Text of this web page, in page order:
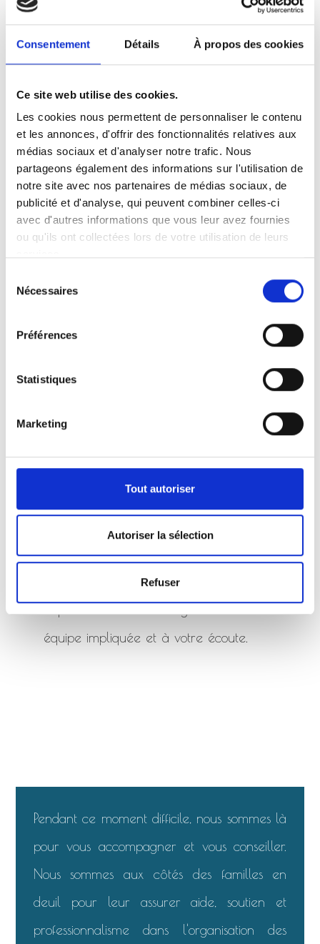
Consentement Détails À propos des cookies
Ce site web utilise des cookies.
Les cookies nous permettent de personnaliser le contenu
et les annonces, d'offrir des fonctionnalités relatives aux
médias sociaux et d'analyser notre trafic. Nous
partageons également des informations sur l'utilisation de
notre site avec nos partenaires de médias sociaux, de
publicité et d'analyse, qui peuvent combiner celles-ci
avec d'autres informations que vous leur avez fournies
ou qu'ils ont collectées lors de votre utilisation de leurs
Nécessaires
Préférences
Statistiques
Marketing
Tout autoriser
Autoriser la sélection
Refuser
Nos Services ...
vous accompagne pour organiser ou
prévoir des obsèques dans le
équipe impliquée et à votre écoute.
Pendant ce moment difficile, nous sommes là
pour vous accompagner et vous conseiller.
Nous sommes aux côtés des familles en
deuil pour leur assurer aide, soutien et
professionnalisme dans l'organisation des